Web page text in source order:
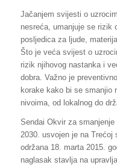
Jačanjem svijesti o
nesreća, umanjuje se rizik
posljedica za ljude,
Što je veća svijest o
rizik njihovog nastanka i
dobra. Važno je
korake kako bi se smanjio
nivoima, od lokalnog do
Sendai Okvir za
2030. usvojen je na
održana 18. marta 2015.
naglasak stavlja na